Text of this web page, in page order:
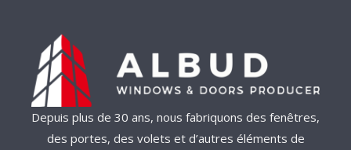
Depuis plus de 30 ans, nous fabriquons des fenêtres,
des portes, des volets et d’autres éléments de